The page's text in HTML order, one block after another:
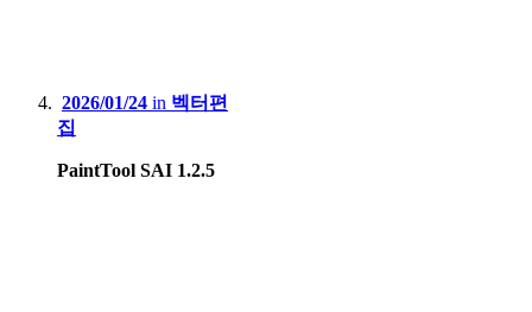
2026/01/24 in 벡터편
집
PaintTool SAI 1.2.5